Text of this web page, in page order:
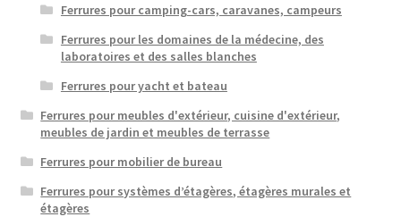
Ferrures pour camping-cars, caravanes, campeurs
Ferrures pour les domaines de la médecine, des
laboratoires et des salles blanches
Ferrures pour yacht et bateau
Ferrures pour meubles d'extérieur, cuisine d'extérieur,
meubles de jardin et meubles de terrasse
Ferrures pour mobilier de bureau
Ferrures pour systèmes d’étagères, étagères murales et
étagères